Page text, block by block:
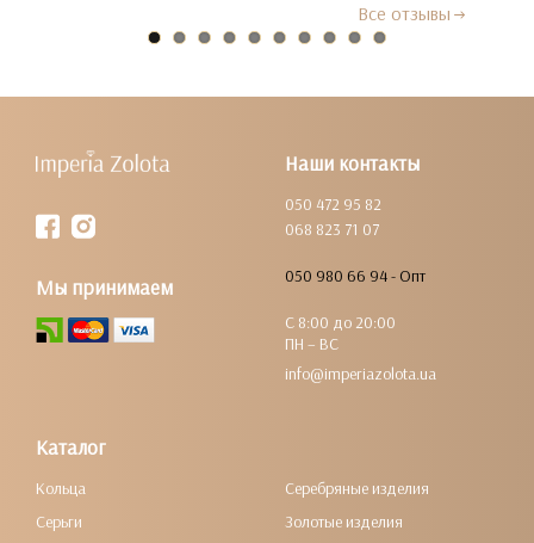
Все отзывы
Наши контакты
050 472 95 82
068 823 71 07
050 980 66 94 - Опт
С 8:00 до 20:00
ПН – ВС
info@imperiazolota.ua
Мы принимаем
Каталог
Кольца
Серьги
Серебряные изделия
Золотые изделия